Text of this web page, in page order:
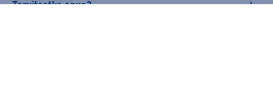
Tarvitsetko apua?